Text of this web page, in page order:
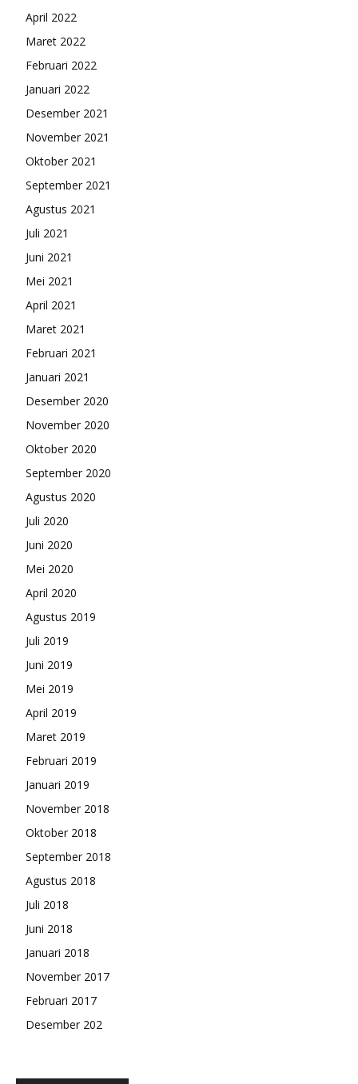
April 2022
Maret 2022
Februari 2022
Januari 2022
Desember 2021
November 2021
Oktober 2021
September 2021
Agustus 2021
Juli 2021
Juni 2021
Mei 2021
April 2021
Maret 2021
Februari 2021
Januari 2021
Desember 2020
November 2020
Oktober 2020
September 2020
Agustus 2020
Juli 2020
Juni 2020
Mei 2020
April 2020
Agustus 2019
Juli 2019
Juni 2019
Mei 2019
April 2019
Maret 2019
Februari 2019
Januari 2019
November 2018
Oktober 2018
September 2018
Agustus 2018
Juli 2018
Juni 2018
Januari 2018
November 2017
Februari 2017
Desember 202